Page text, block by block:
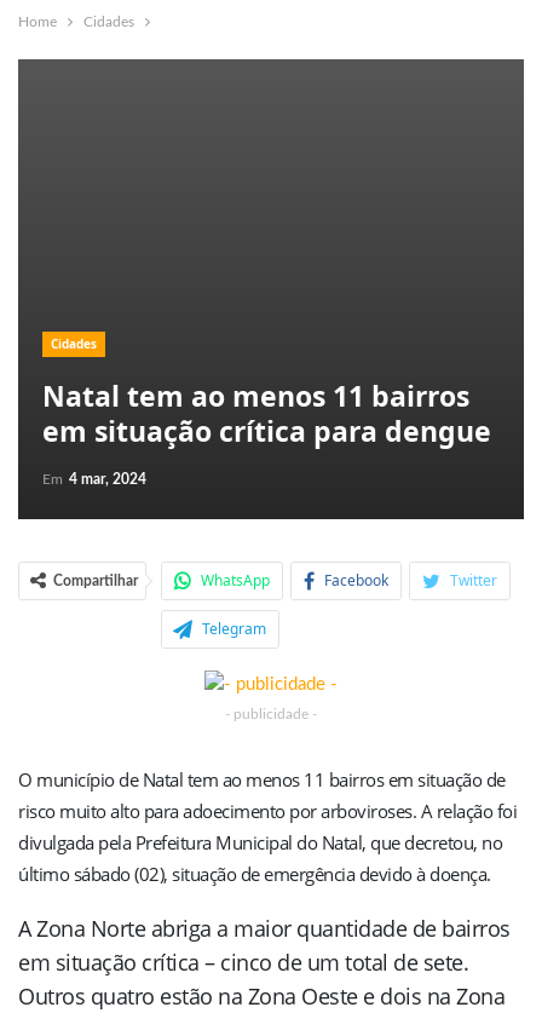
Home Cidades
Cidades
Natal tem ao menos 11 bairros
em situação crítica para dengue
Em 4 mar, 2024
Compartilhar WhatsApp Facebook Twitter
Telegram
- publicidade -
O município de Natal tem ao menos 11 bairros em situação de
risco muito alto para adoecimento por arboviroses. A relação foi
divulgada pela Prefeitura Municipal do Natal, que decretou, no
último sábado (02), situação de emergência devido à doença.
A Zona Norte abriga a maior quantidade de bairros
em situação crítica – cinco de um total de sete.
Outros quatro estão na Zona Oeste e dois na Zona